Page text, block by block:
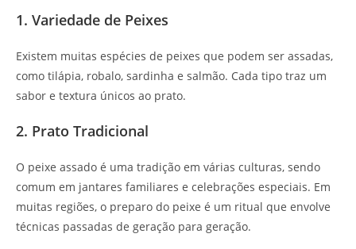
1. Variedade de Peixes
Existem muitas espécies de peixes que podem ser assadas,
como tilápia, robalo, sardinha e salmão. Cada tipo traz um
sabor e textura únicos ao prato.
2. Prato Tradicional
O peixe assado é uma tradição em várias culturas, sendo
comum em jantares familiares e celebrações especiais. Em
muitas regiões, o preparo do peixe é um ritual que envolve
técnicas passadas de geração para geração.